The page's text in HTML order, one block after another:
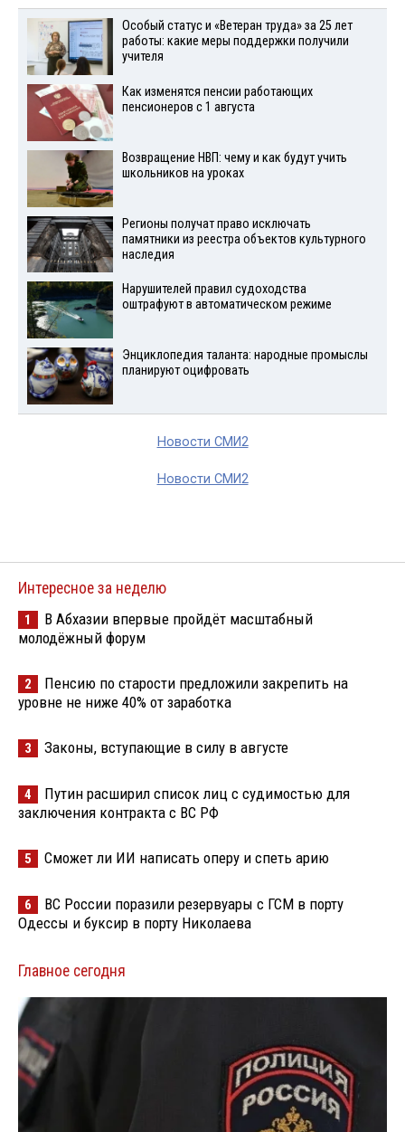
Особый статус и «Ветеран труда» за 25 лет
работы: какие меры поддержки получили
учителя
Как изменятся пенсии работающих
пенсионеров с 1 августа
Возвращение НВП: чему и как будут учить
школьников на уроках
Регионы получат право исключать
памятники из реестра объектов культурного
наследия
Нарушителей правил судоходства
оштрафуют в автоматическом режиме
Энциклопедия таланта: народные промыслы
планируют оцифровать
Новости СМИ2
Новости СМИ2
Интересное за неделю
1
В Абхазии впервые пройдёт масштабный
молодёжный форум
2
Пенсию по старости предложили закрепить на
уровне не ниже 40% от заработка
3 Законы, вступающие в силу в августе
4
Путин расширил список лиц с судимостью для
заключения контракта с ВС РФ
5 Сможет ли ИИ написать оперу и спеть арию
6
ВС России поразили резервуары с ГСМ в порту
Одессы и буксир в порту Николаева
Главное сегодня